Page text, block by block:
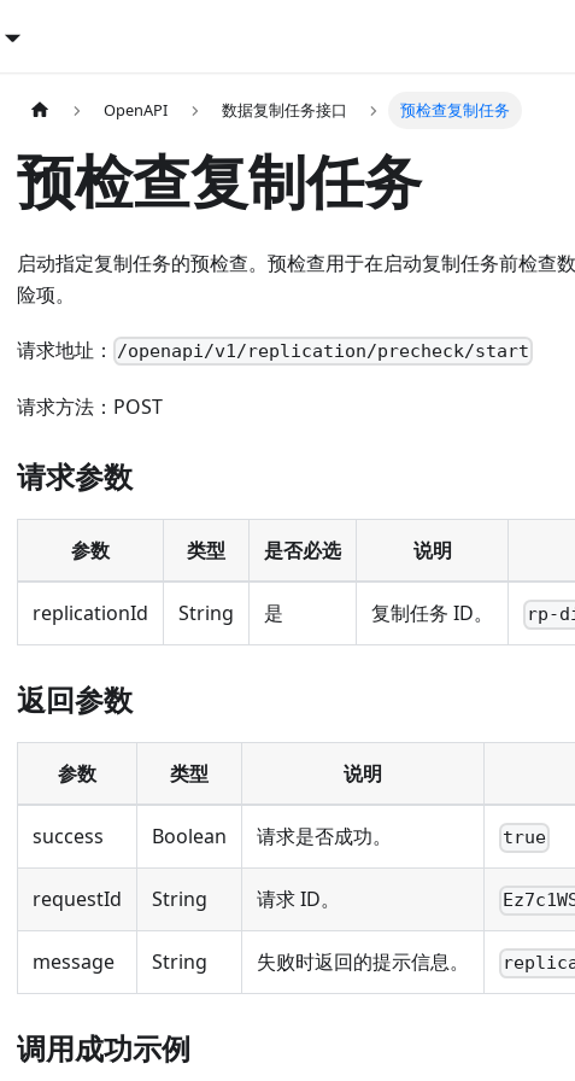
OpenAPI 数据复制任务接口 预检查复制任务
预检查复制任务
启动指定复制任务的预检查。预检查用于在启动复制任务前检查
险项。
请求地址： /openapi/v1/replication/precheck/start
请求方法：POST
请求参数
参数 类型 是否必选 说明
replicationId String 是 复制任务 ID。 rp-
返回参数
参数 类型 说明
success Boolean 请求是否成功。 true
requestId String 请求 ID。
message String 失败时返回的提示信息。
调用成功示例